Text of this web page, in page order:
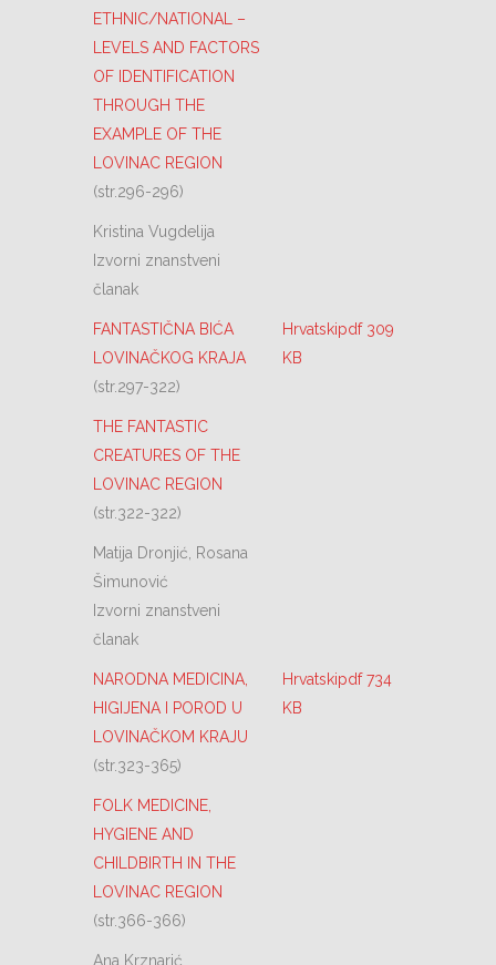
ETHNIC/NATIONAL –
LEVELS AND FACTORS
OF IDENTIFICATION
THROUGH THE
EXAMPLE OF THE
LOVINAC REGION
(str.296-296)
Kristina Vugdelija
Izvorni znanstveni
članak
FANTASTIČNA BIĆA
LOVINAČKOG KRAJA
(str.297-322)
Hrvatskipdf 309
KB
THE FANTASTIC
CREATURES OF THE
LOVINAC REGION
(str.322-322)
Matija Dronjić, Rosana
Šimunović
Izvorni znanstveni
članak
NARODNA MEDICINA,
HIGIJENA I POROD U
LOVINAČKOM KRAJU
(str.323-365)
Hrvatskipdf 734
KB
FOLK MEDICINE,
HYGIENE AND
CHILDBIRTH IN THE
LOVINAC REGION
(str.366-366)
Ana Krznarić